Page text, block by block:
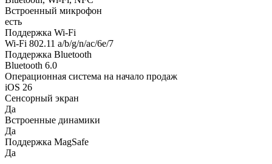
Встроенный микрофон
есть
Поддержка Wi-Fi
Wi-Fi 802.11 a/b/g/n/ac/6e/7
Поддержка Bluetooth
Bluetooth 6.0
Операционная система на начало продаж
iOS 26
Сенсорный экран
Да
Встроенные динамики
Да
Поддержка MagSafe
Да